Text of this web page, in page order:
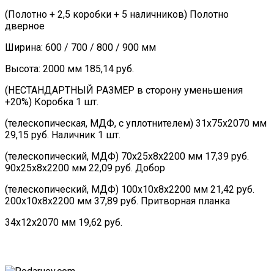
(Полотно + 2,5 коробки + 5 наличников) Полотно
дверное
Ширина: 600 / 700 / 800 / 900 мм
Высота: 2000 мм 185,14 руб.
(НЕСТАНДАРТНЫЙ РАЗМЕР в сторону уменьшения
+20%) Коробка 1 шт.
(телескопическая, МДФ, с уплотнителем) 31х75х2070 мм
29,15 руб. Наличник 1 шт.
(телескопический, МДФ) 70х25х8х2200 мм 17,39 руб.
90х25х8х2200 мм 22,09 руб. Добор
(телескопический, МДФ) 100х10х8х2200 мм 21,42 руб.
200х10х8х2200 мм 37,89 руб. Притворная планка
34х12х2070 мм 19,62 руб.